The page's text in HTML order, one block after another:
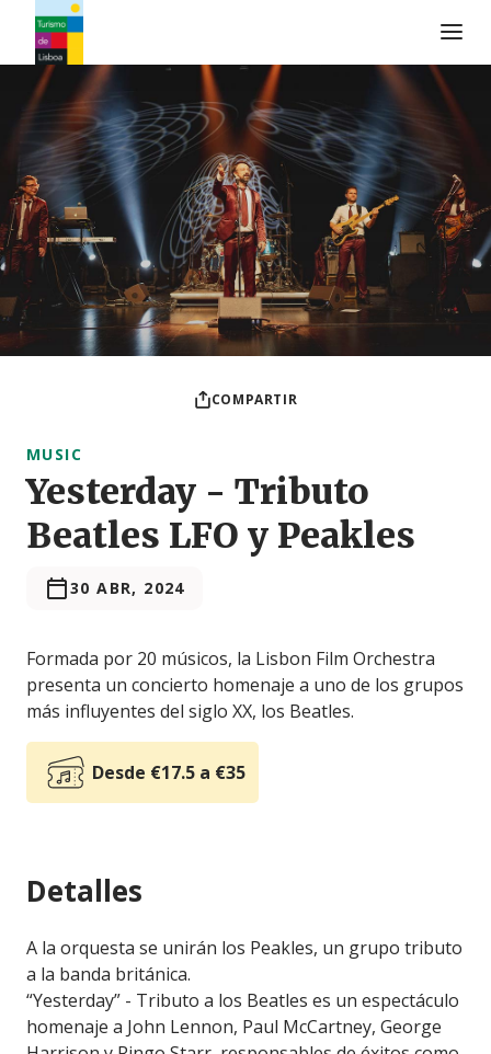
Logo de Turismo de Lisboa
COMPARTIR
MUSIC
Yesterday - Tributo
Beatles LFO y Peakles
30 ABR, 2024
Formada por 20 músicos, la Lisbon Film Orchestra
presenta un concierto homenaje a uno de los grupos
más influyentes del siglo XX, los Beatles.
Desde €17.5 a €35
Detalles
A la orquesta se unirán los Peakles, un grupo tributo
a la banda británica.
“Yesterday” - Tributo a los Beatles es un espectáculo
homenaje a John Lennon, Paul McCartney, George